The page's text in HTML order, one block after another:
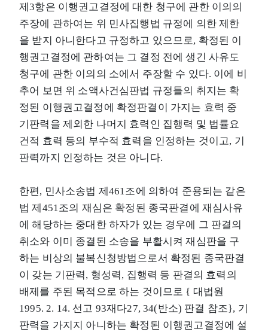
제3항은 이행권고결정에 대한 청구에 관한 이의의
주장에 관하여는 위 민사집행법 규정에 의한 제한
을 받지 아니한다고 규정하고 있으므로, 확정된 이
행권고결정에 관하여는 그 결정 전에 생긴 사유도
청구에 관한 이의의 소에서 주장할 수 있다. 이에 비
추어 보면 위 소액사건심판법 규정들의 취지는 확
정된 이행권고결정에 확정판결이 가지는 효력 중
기판력을 제외한 나머지 효력인 집행력 및 법률요
건적 효력 등의 부수적 효력을 인정하는 것이고, 기
판력까지 인정하는 것은 아니다.
한편, 민사소송법 제461조에 의하여 준용되는 같은
법 제451조의 재심은 확정된 종국판결에 재심사유
에 해당하는 중대한 하자가 있는 경우에 그 판결의
취소와 이미 종결된 소송을 부활시켜 재심판을 구
하는 비상의 불복신청방법으로서 확정된 종국판결
이 갖는 기판력, 형성력, 집행력 등 판결의 효력의
배제를 주된 목적으로 하는 것이므로 { 대법원
1995. 2. 14. 선고 93재다27, 34(반소) 판결 참조}, 기
판력을 가지지 아니하는 확정된 이행권고결정에 설